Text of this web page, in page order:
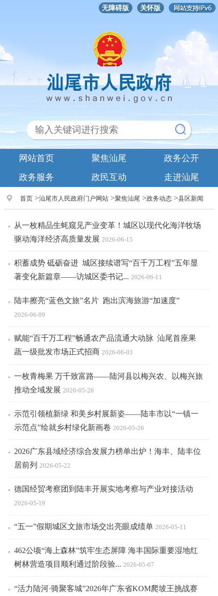
无障碍版 关怀版
网站首页 聚焦汕尾
政务公开
政务服务
政民互动 走进汕尾
首页>汕尾市人民政府门户网站>聚焦汕尾 >政务动态>县区新闻
从一枚精品生蚝窥见产业变革！城区以现代化海洋牧场
驱动海洋经济高质量发展 2026-06-15
积蓄成势 砥砺奋进 城区接续谱写“百千万工程”五年显
著变化新篇章——访城区委书记... 2026-06-11
陆丰擦亮“蓝色文旅”名片 跑出滨海旅游“加速度”
2026-06-09
赋能“百千万工程”畅通农产品流通大动脉 汕尾首座果
蔬一级批发市场正式招商 2026-06-03
一枚青梅果 万千致富路——陆河县以梅兴农、以梅兴旅
推动全域发展 2026-05-28
示范引领植新绿 和美乡村展新姿——陆丰市以“一镇一
示范点”绘就乡村绿化新画卷 2026-05-26
2026广东县域经济综合发展力榜单出炉！海丰、陆丰位
居前列 2026-05-22
德国经贸考察团到陆丰开展实地考察与产业对接活动
2026-05-19
“五一”假期城区文旅市场交出亮眼成绩单 2026-05-11
462公顷“海上森林”筑牢生态屏障 海丰国际重要湿地红
树林营造项目顺利通过阶段验... 2026-05-07
“活力陆河·骑聚客城”2026年广东省KOM爬坡王挑战赛